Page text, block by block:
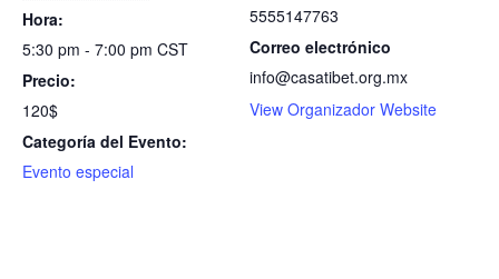
Hora:
5:30 pm - 7:00 pm CST
Precio:
120$
Categoría del Evento:
Evento especial
5555147763
Correo electrónico
info@casatibet.org.mx
View Organizador Website